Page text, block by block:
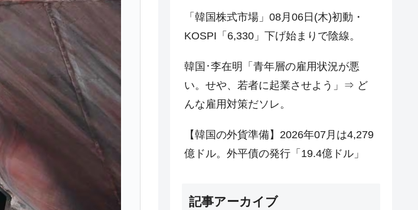
「韓国株式市場」08月06日(木)初動・
KOSPI「6,330」下げ始まりで陰線。
韓国･李在明「青年層の雇用状況が悪
い。せや、若者に起業させよう」⇒ ど
んな雇用対策だソレ。
【韓国の外貨準備】2026年07月は4,279
億ドル。外平債の発行「19.4億ドル」
記事アーカイブ